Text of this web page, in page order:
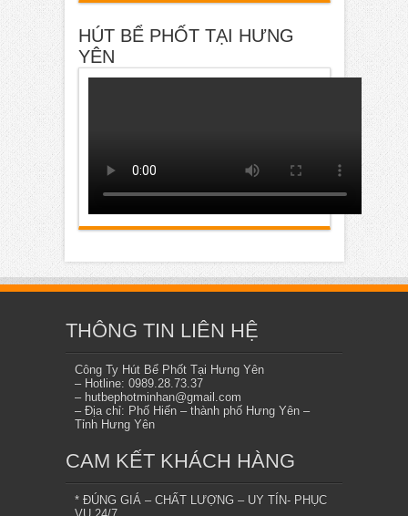
HÚT BỂ PHỐT TẠI HƯNG
YÊN
THÔNG TIN LIÊN HỆ
Công Ty Hút Bể Phốt Tại Hưng Yên
– Hotline: 0989.28.73.37
– hutbephotminhan@gmail.com
– Địa chỉ: Phố Hiến – thành phố Hưng Yên –
Tỉnh Hưng Yên
CAM KẾT KHÁCH HÀNG
* ĐÚNG GIÁ – CHẤT LƯỢNG – UY TÍN- PHỤC